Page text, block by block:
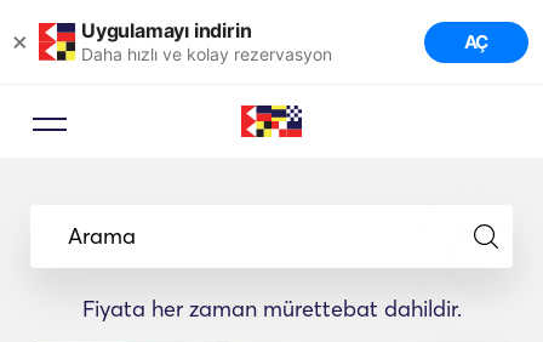
× Uygulamayı indirin
Daha hızlı ve kolay rezervasyon AÇ
Arama
Fiyata her zaman mürettebat dahildir.